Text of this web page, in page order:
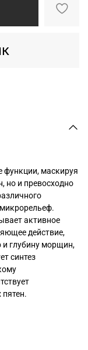
функции, маскируя
но и превосходно
активное
действие,
и глубину морщин,
синтез